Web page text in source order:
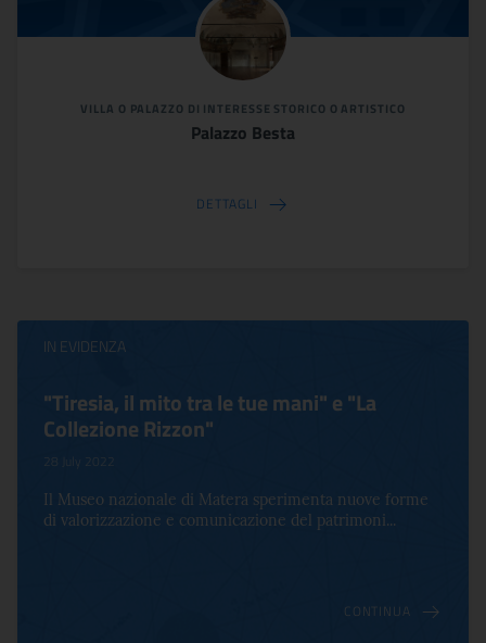
VILLA O PALAZZO DI INTERESSE STORICO O ARTISTICO
Palazzo Besta
DETTAGLI
IN EVIDENZA
"Tiresia, il mito tra le tue mani" e "La
Collezione Rizzon"
28 July 2022
Il Museo nazionale di Matera sperimenta nuove forme
di valorizzazione e comunicazione del patrimoni...
CONTINUA